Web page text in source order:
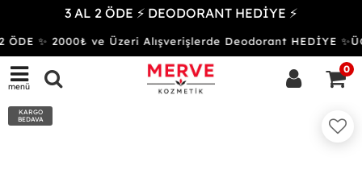
3 AL 2 ÖDE ⚡ DEODORANT HEDİYE ⚡
✨ 2000₺ ve Üzeri Alışverişlerde Deodorant HEDİYE
menü
0
KARGO
BEDAVA